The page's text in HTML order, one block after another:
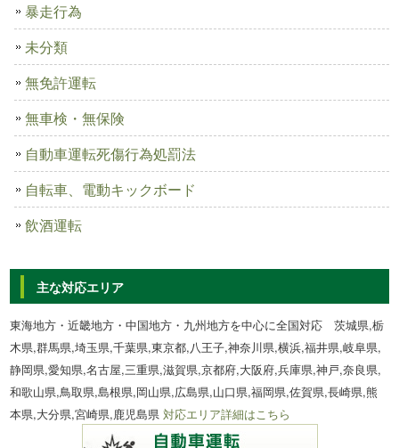
暴走行為
未分類
無免許運転
無車検・無保険
自動車運転死傷行為処罰法
自転車、電動キックボード
飲酒運転
主な対応エリア
東海地方・近畿地方・中国地方・九州地方を中心に全国対応 茨城県,栃
木県,群馬県,埼玉県,千葉県,東京都,八王子,神奈川県,横浜,福井県,岐阜県,
静岡県,愛知県,名古屋,三重県,滋賀県,京都府,大阪府,兵庫県,神戸,奈良県,
和歌山県,鳥取県,島根県,岡山県,広島県,山口県,福岡県,佐賀県,長崎県,熊
本県,大分県,宮崎県,鹿児島県対応エリア詳細はこちら